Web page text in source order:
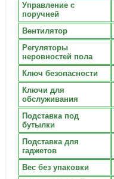
Управление с
поручней
Вентилятор
Регуляторы
неровностей пола
Ключ безопасности
Ключи для
обслуживания
Подставка под
бутылки
Подставка для
гаджетов
Вес без упаковки